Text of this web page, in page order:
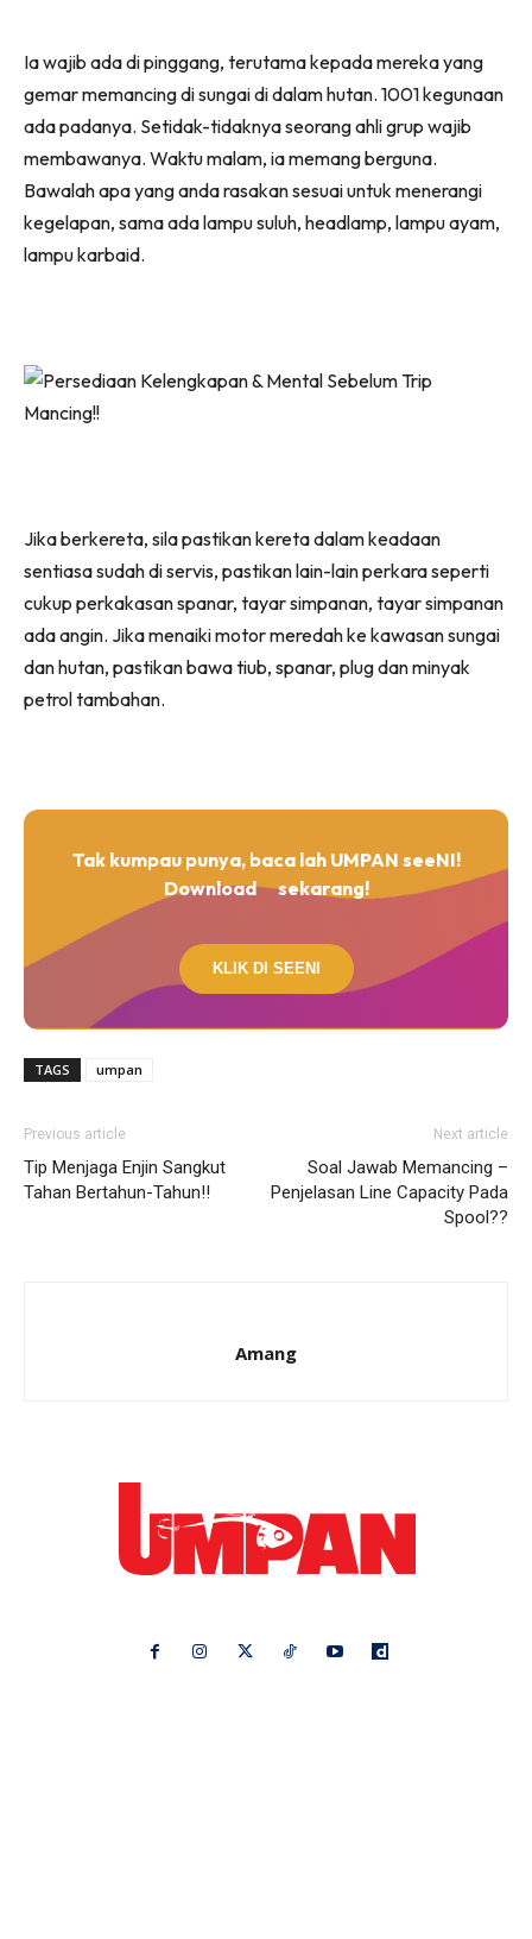
Ia wajib ada di pinggang, terutama kepada mereka yang
gemar memancing di sungai di dalam hutan. 1001 kegunaan
ada padanya. Setidak-tidaknya seorang ahli grup wajib
membawanya. Waktu malam, ia memang berguna.
Bawalah apa yang anda rasakan sesuai untuk menerangi
kegelapan, sama ada lampu suluh, headlamp, lampu ayam,
lampu karbaid.
Jika berkereta, sila pastikan kereta dalam keadaan
sentiasa sudah di servis, pastikan lain-lain perkara seperti
cukup perkakasan spanar, tayar simpanan, tayar simpanan
ada angin. Jika menaiki motor meredah ke kawasan sungai
dan hutan, pastikan bawa tiub, spanar, plug dan minyak
petrol tambahan.
Tak kumpau punya, baca lah UMPAN seeNI!
Download
sekarang!
KLIK DI SEENI
TAGS umpan
Previous article
Tip Menjaga Enjin Sangkut
Tahan Bertahun-Tahun!!
Next article
Soal Jawab Memancing –
Penjelasan Line Capacity Pada
Spool??
Amang